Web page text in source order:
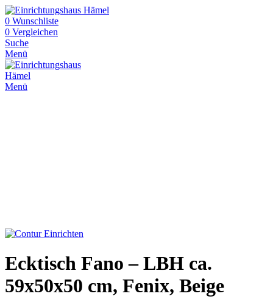
0 Wunschliste
0 Vergleichen
Suche
Menü
Menü
Ecktisch Fano – LBH ca.
59x50x50 cm, Fenix, Beige